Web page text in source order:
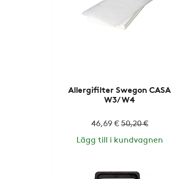
Allergifilter Swegon CASA
W3/W4
46,69 €50,20 €
Lägg till i kundvagnen